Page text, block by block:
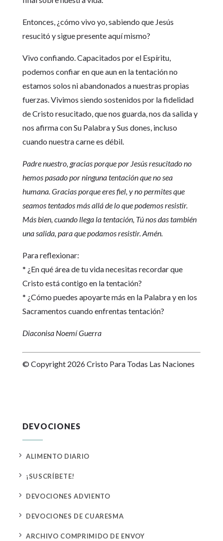
Entonces, ¿cómo vivo yo, sabiendo que Jesús
resucitó y sigue presente aquí mismo?
Vivo confiando. Capacitados por el Espíritu,
podemos confiar en que aun en la tentación no
estamos solos ni abandonados a nuestras propias
fuerzas. Vivimos siendo sostenidos por la fidelidad
de Cristo resucitado, que nos guarda, nos da salida y
nos afirma con Su Palabra y Sus dones, incluso
cuando nuestra carne es débil.
Padre nuestro, gracias porque por Jesús resucitado no
hemos pasado por ninguna tentación que no sea
humana. Gracias porque eres fiel, y no permites que
seamos tentados más allá de lo que podemos resistir.
Más bien, cuando llega la tentación, Tú nos das también
una salida, para que podamos resistir. Amén.
Para reflexionar:
* ¿En qué área de tu vida necesitas recordar que
Cristo está contigo en la tentación?
* ¿Cómo puedes apoyarte más en la Palabra y en los
Sacramentos cuando enfrentas tentación?
Diaconisa Noemí Guerra
© Copyright 2026 Cristo Para Todas Las Naciones
DEVOCIONES
5 ALIMENTO DIARIO
5 ¡SUSCRÍBETE!
5 DEVOCIONES ADVIENTO
5 DEVOCIONES DE CUARESMA
5 ARCHIVO COMPRIMIDO DE ENVOY